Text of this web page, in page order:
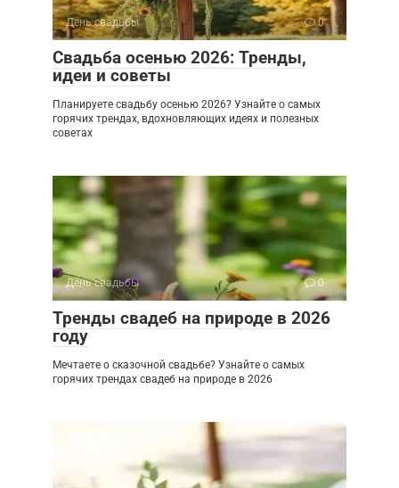
День свадьбы 0
Свадьба осенью 2026: Тренды,
идеи и советы
Планируете свадьбу осенью 2026? Узнайте о самых
горячих трендах, вдохновляющих идеях и полезных
советах
День свадьбы 0
Тренды свадеб на природе в 2026
году
Мечтаете о сказочной свадьбе? Узнайте о самых
горячих трендах свадеб на природе в 2026